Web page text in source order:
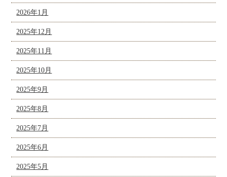
2026年1月
2025年12月
2025年11月
2025年10月
2025年9月
2025年8月
2025年7月
2025年6月
2025年5月